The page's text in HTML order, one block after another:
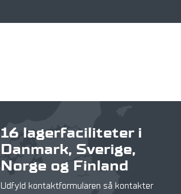
16 lagerfaciliteter i
Danmark, Sverige,
Norge og Finland
Udfyld kontaktformularen så kontakter